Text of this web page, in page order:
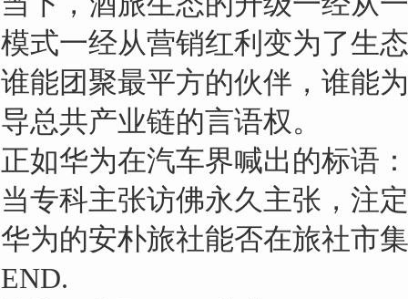
模式一经从营销红利变为了生
谁能团聚最平方的伙伴，谁能
导总共产业链的言语权。
正如华为在汽车界喊出的标语
当专科主张访佛永久主张，注
华为的安朴旅社能否在旅社市
END.